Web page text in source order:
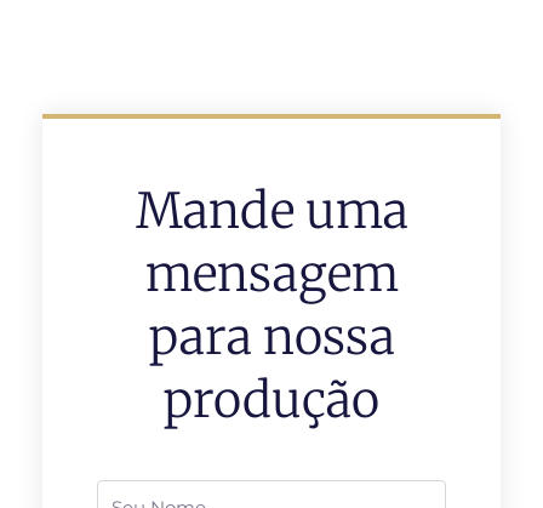
Mande uma
mensagem
para nossa
produção